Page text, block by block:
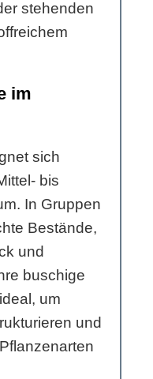
stehenden
im
sich
bis
In Gruppen
Bestände,
und
buschige
um
und